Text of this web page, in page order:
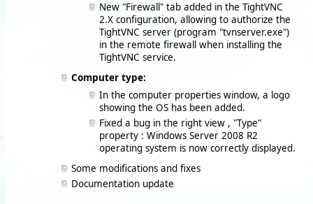
New "Firewall" tab added in the TightVNC
2.X configuration, allowing to authorize the
TightVNC server (program "tvnserver.exe")
in the remote firewall when installing the
TightVNC service.
Computer type:
In the computer properties window, a logo
showing the OS has been added.
Fixed a bug in the right view , "Type"
property : Windows Server 2008 R2
operating system is now correctly displayed.
Some modifications and fixes
Documentation update